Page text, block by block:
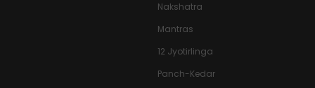
Nakshatra
Mantras
12 Jyotirlinga
Panch-Kedar